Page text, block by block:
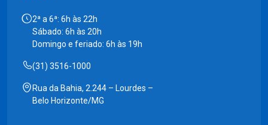
2ª a 6ª: 6h às 22h
Sábado: 6h às 20h
Domingo e feriado: 6h às 19h
(31) 3516-1000
Rua da Bahia, 2.244 – Lourdes –
Belo Horizonte/MG